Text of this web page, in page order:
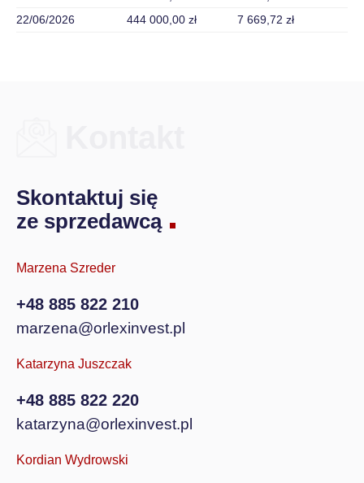
22/06/2026
444 000,00 zł 7 669,72 zł
Skontaktuj się
ze sprzedawcą
Marzena Szreder
+48 885 822 210
marzena@orlexinvest.pl
Katarzyna Juszczak
+48 885 822 220
katarzyna@orlexinvest.pl
Kordian Wydrowski